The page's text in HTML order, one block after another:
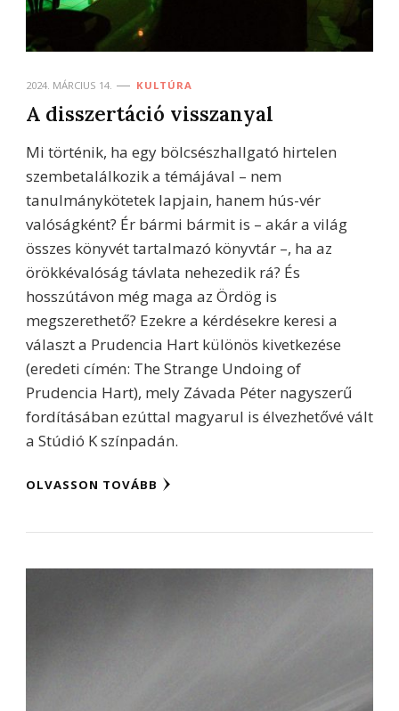
2024. MÁRCIUS 14. KULTÚRA
A disszertáció visszanyal
Mi történik, ha egy bölcsészhallgató hirtelen
szembetalálkozik a témájával – nem
tanulmánykötetek lapjain, hanem hús-vér
valóságként? Ér bármi bármit is – akár a világ
összes könyvét tartalmazó könyvtár –, ha az
örökkévalóság távlata nehezedik rá? És
hosszútávon még maga az Ördög is
megszerethető? Ezekre a kérdésekre keresi a
választ a Prudencia Hart különös kivetkezése
(eredeti címén: The Strange Undoing of
Prudencia Hart), mely Závada Péter nagyszerű
fordításában ezúttal magyarul is élvezhetővé vált
a Stúdió K színpadán.
OLVASSON TOVÁBB